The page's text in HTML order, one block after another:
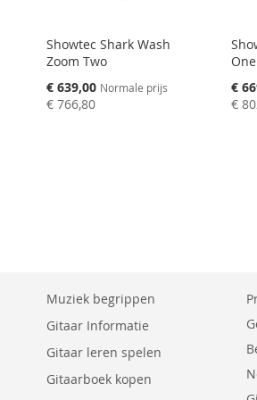
Showtec Shark Wash
Zoom Two
Speciale
prijs
€ 639,00 Normale prijs
€ 766,80
One
prijs
€
€
Muziek begrippen
Gitaar Informatie
Gitaar leren spelen
Gitaarboek kopen